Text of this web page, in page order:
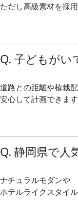
ただし高級素材を採
Q. 子どもがい
道路との距離や植栽
安心して計画できます
Q. 静岡県で人
ナチュラルモダンや
ホテルライクスタイ